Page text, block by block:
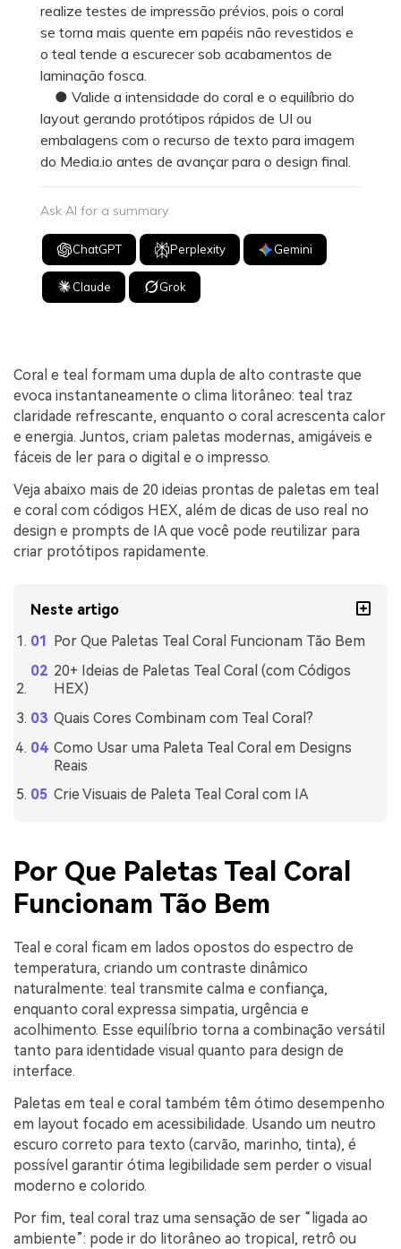
realize testes de impressão prévios, pois o coral
se torna mais quente em papéis não revestidos e
o teal tende a escurecer sob acabamentos de
laminação fosca.
● Valide a intensidade do coral e o equilíbrio do
layout gerando protótipos rápidos de UI ou
embalagens com o recurso de texto para imagem
do Media.io antes de avançar para o design final.
Ask AI for a summary
ChatGPT Perplexity Gemini
Claude Grok
Coral e teal formam uma dupla de alto contraste que
evoca instantaneamente o clima litorâneo: teal traz
claridade refrescante, enquanto o coral acrescenta calor
e energia. Juntos, criam paletas modernas, amigáveis e
fáceis de ler para o digital e o impresso.
Veja abaixo mais de 20 ideias prontas de paletas em teal
e coral com códigos HEX, além de dicas de uso real no
design e prompts de IA que você pode reutilizar para
criar protótipos rapidamente.
Neste artigo
Por Que Paletas Teal Coral Funcionam Tão Bem
20+ Ideias de Paletas Teal Coral (com Códigos
HEX)
Quais Cores Combinam com Teal Coral?
Como Usar uma Paleta Teal Coral em Designs
Reais
Crie Visuais de Paleta Teal Coral com IA
Por Que Paletas Teal Coral
Funcionam Tão Bem
Teal e coral ficam em lados opostos do espectro de
temperatura, criando um contraste dinâmico
naturalmente: teal transmite calma e confiança,
enquanto coral expressa simpatia, urgência e
acolhimento. Esse equilíbrio torna a combinação versátil
tanto para identidade visual quanto para design de
interface.
Paletas em teal e coral também têm ótimo desempenho
em layout focado em acessibilidade. Usando um neutro
escuro correto para texto (carvão, marinho, tinta), é
possível garantir ótima legibilidade sem perder o visual
moderno e colorido.
Por fim, teal coral traz uma sensação de ser “ligada ao
ambiente”: pode ir do litorâneo ao tropical, retrô ou